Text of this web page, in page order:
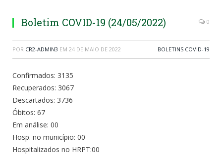
Boletim COVID-19 (24/05/2022) 0
POR CR2-ADMIN3 EM 24 DE MAIO DE 2022 BOLETINS COVID-19
Confirmados: 3135
Recuperados: 3067
Descartados: 3736
Óbitos: 67
Em análise: 00
Hosp. no município: 00
Hospitalizados no HRPT:00